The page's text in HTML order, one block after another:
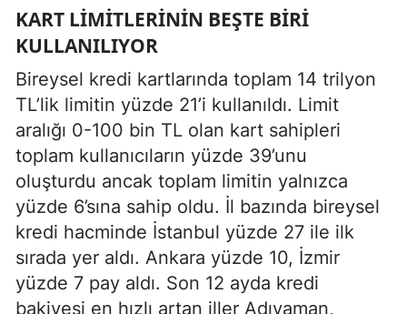
KART LIMITLERININ BEŞTE BIRI
KULLANILIYOR
Bireysel kredi kartlarında toplam 14 trilyon
TL’lik limitin yüzde 21’i kullanıldı. Limit
aralığı 0-100 bin TL olan kart sahipleri
toplam kullanıcıların yüzde 39’unu
oluşturdu ancak toplam limitin yalnızca
yüzde 6’sına sahip oldu. İl bazında bireysel
kredi hacminde İstanbul yüzde 27 ile ilk
sırada yer aldı. Ankara yüzde 10, İzmir
yüzde 7 pay aldı. Son 12 ayda kredi
bakiyesi en hızlı artan iller Adıyaman,